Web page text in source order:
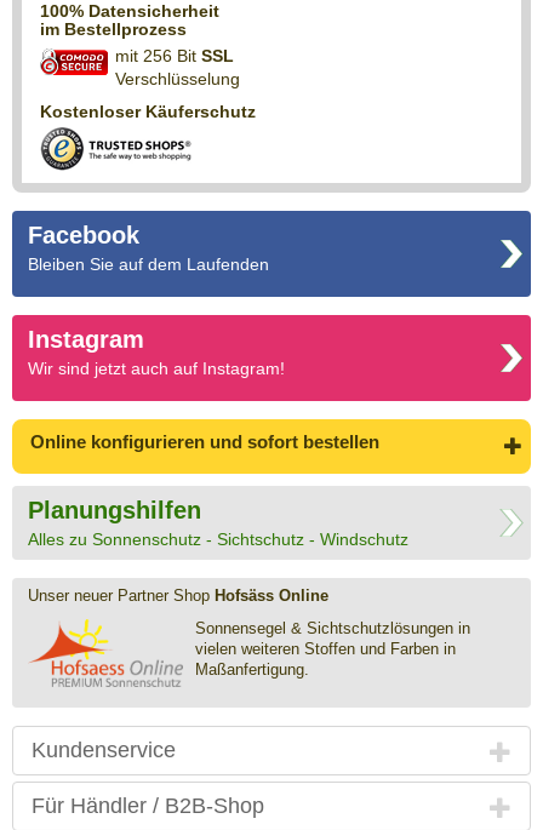
100% Datensicherheit
im Bestellprozess
mit 256 Bit SSL
Verschlüsselung
Kostenloser Käuferschutz
Facebook
Bleiben Sie auf dem Laufenden
Instagram
Wir sind jetzt auch auf Instagram!
Online konfigurieren und sofort bestellen
Planungshilfen
Alles zu Sonnenschutz - Sichtschutz - Windschutz
Unser neuer Partner Shop Hofsäss Online
Sonnensegel & Sichtschutz­lösungen in
vielen weiteren Stoffen und Farben in
Maßanfertigung.
Kundenservice
Für Händler / B2B-Shop